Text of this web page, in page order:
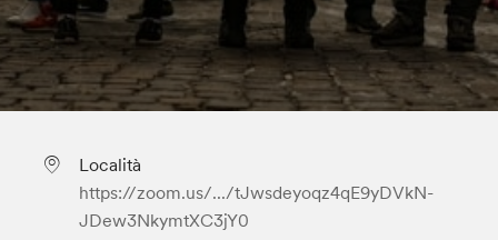
Località
https://zoom.us/.../tJwsdeyoqz4qE9yDVkN-
JDew3NkymtXC3jY0